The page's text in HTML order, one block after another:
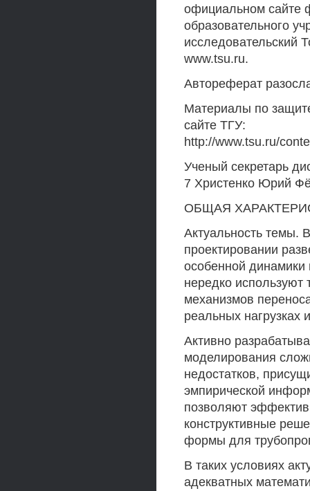
официальном сайте
образовательного
исследовательский
www.tsu.ru.
Автореферат
Материалы по
сайте ТГУ:
http://www.tsu.ru/
Ученый секретарь
7 Христенко Юрий
ОБЩАЯ
Актуальность темы.
проектировании
особенной динамики
нередко используют
механизмов
реальных нагрузках
Активно
моделирования
недостатков,
эмпирической
позволяют
конструктивные
формы для
В таких условиях
адекватных